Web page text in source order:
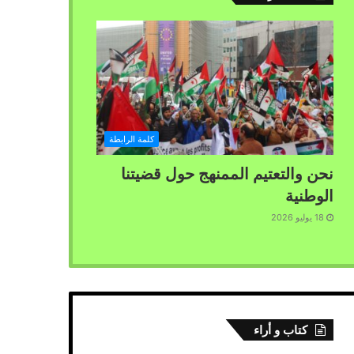
كلمة الرابطة
نحن والتعتيم الممنهج حول قضيتنا
الوطنية
18 يوليو 2026
كتاب و أراء